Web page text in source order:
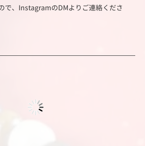
で、InstagramのDMよりご連絡くださ